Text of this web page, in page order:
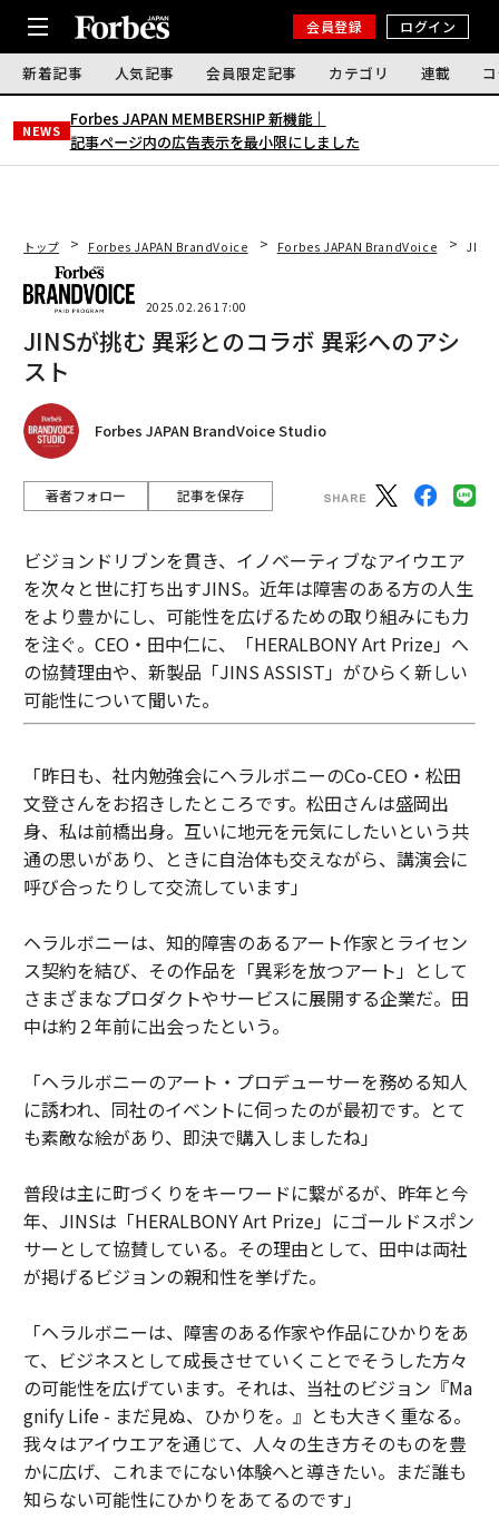
会員登録 ログイン
新着記事 人気記事 会員限定記事 カテゴリ 連載
NEWS
Forbes JAPAN MEMBERSHIP 新機能｜
記事ページ内の広告表示を最小限にしました
トップ Forbes JAPAN BrandVoice Forbes JAPAN BrandVoice JINS
2025.02.26 17:00
JINSが挑む 異彩とのコラボ 異彩へのアシ
スト
Forbes JAPAN BrandVoice Studio
著者フォロー 記事を保存
ビジョンドリブンを貫き、イノベーティブなアイウエア
を次々と世に打ち出すJINS。近年は障害のある方の人生
をより豊かにし、可能性を広げるための取り組みにも力
を注ぐ。CEO・田中仁に、「HERALBONY Art Prize」へ
の協賛理由や、新製品「JINS ASSIST」がひらく新しい
可能性について聞いた。
「昨日も、社内勉強会にヘラルボニーのCo-CEO・松田
文登さんをお招きしたところです。松田さんは盛岡出
身、私は前橋出身。互いに地元を元気にしたいという共
通の思いがあり、ときに自治体も交えながら、講演会に
呼び合ったりして交流しています」
ヘラルボニーは、知的障害のあるアート作家とライセン
ス契約を結び、その作品を「異彩を放つアート」として
さまざまなプロダクトやサービスに展開する企業だ。田
中は約２年前に出会ったという。
「ヘラルボニーのアート・プロデューサーを務める知人
に誘われ、同社のイベントに伺ったのが最初です。とて
も素敵な絵があり、即決で購入しましたね」
普段は主に町づくりをキーワードに繋がるが、昨年と今
年、JINSは「HERALBONY Art Prize」にゴールドスポン
サーとして協賛している。その理由として、田中は両社
が掲げるビジョンの親和性を挙げた。
「ヘラルボニーは、障害のある作家や作品にひかりをあ
て、ビジネスとして成長させていくことでそうした方々
の可能性を広げています。それは、当社のビジョン『Ma
gnify Life - まだ見ぬ、ひかりを。』とも大きく重なる。
我々はアイウエアを通じて、人々の生き方そのものを豊
かに広げ、これまでにない体験へと導きたい。まだ誰も
知らない可能性にひかりをあてるのです」